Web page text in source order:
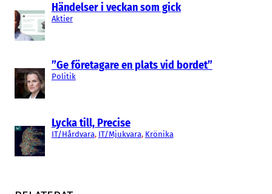
Händelser i veckan som gick
Aktier
”Ge företagare en plats vid bordet”
Politik
Lycka till, Precise
IT/Hårdvara, IT/Mjukvara, Krönika